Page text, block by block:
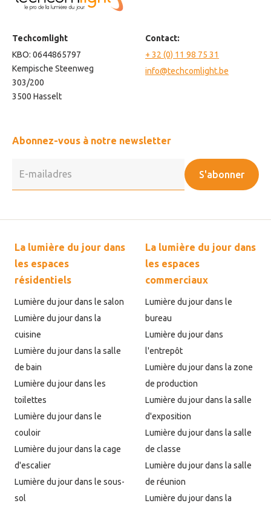
Techcomlight
KBO: 0644865797
Kempische Steenweg
303/200
3500 Hasselt
Contact:
+ 32 (0) 11 98 75 31
info@techcomlight.be
Abonnez-vous à notre newsletter
S'abonner
La lumière du jour dans
les espaces
résidentiels
Lumière du jour dans le salon
Lumière du jour dans la
cuisine
Lumière du jour dans la salle
de bain
Lumière du jour dans les
toilettes
Lumière du jour dans le
couloir
Lumière du jour dans la cage
d'escalier
Lumière du jour dans le sous-
sol
La lumière du jour dans
les espaces
commerciaux
Lumière du jour dans le
bureau
Lumière du jour dans
l'entrepôt
Lumière du jour dans la zone
de production
Lumière du jour dans la salle
d'exposition
Lumière du jour dans la salle
de classe
Lumière du jour dans la salle
de réunion
Lumière du jour dans la